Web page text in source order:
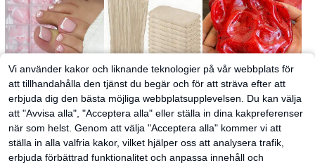
51 kr 34kr 35
Vi använder kakor och liknande teknologier på vår webbplats för
att tillhandahålla den tjänst du begär och för att sträva efter att
erbjuda dig den bästa möjliga webbplatsupplevelsen. Du kan välja
att "Avvisa alla", "Acceptera alla" eller ställa in dina kakpreferenser
när som helst. Genom att välja "Acceptera alla" kommer vi att
ställa in alla valfria kakor, vilket hjälper oss att analysera trafik,
erbjuda förbättrad funktionalitet och anpassa innehåll och